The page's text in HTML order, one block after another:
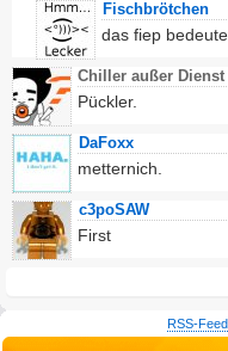
Fischbrötchen
das fiep
Chiller außer Dienst
Pückler.
DaFoxx
metternich.
c3poSAW
First
RSS-